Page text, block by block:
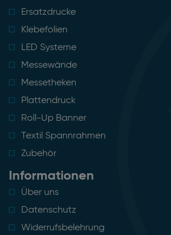
Ersatzdrucke
Klebefolien
LED Systeme
Messewände
Messetheken
Plattendruck
Roll-Up Banner
Textil Spannrahmen
Zubehör
Informationen
Über uns
Datenschutz
Widerrufsbelehrung